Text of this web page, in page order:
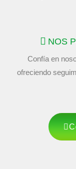
NOS
Confía en
ofreciendo